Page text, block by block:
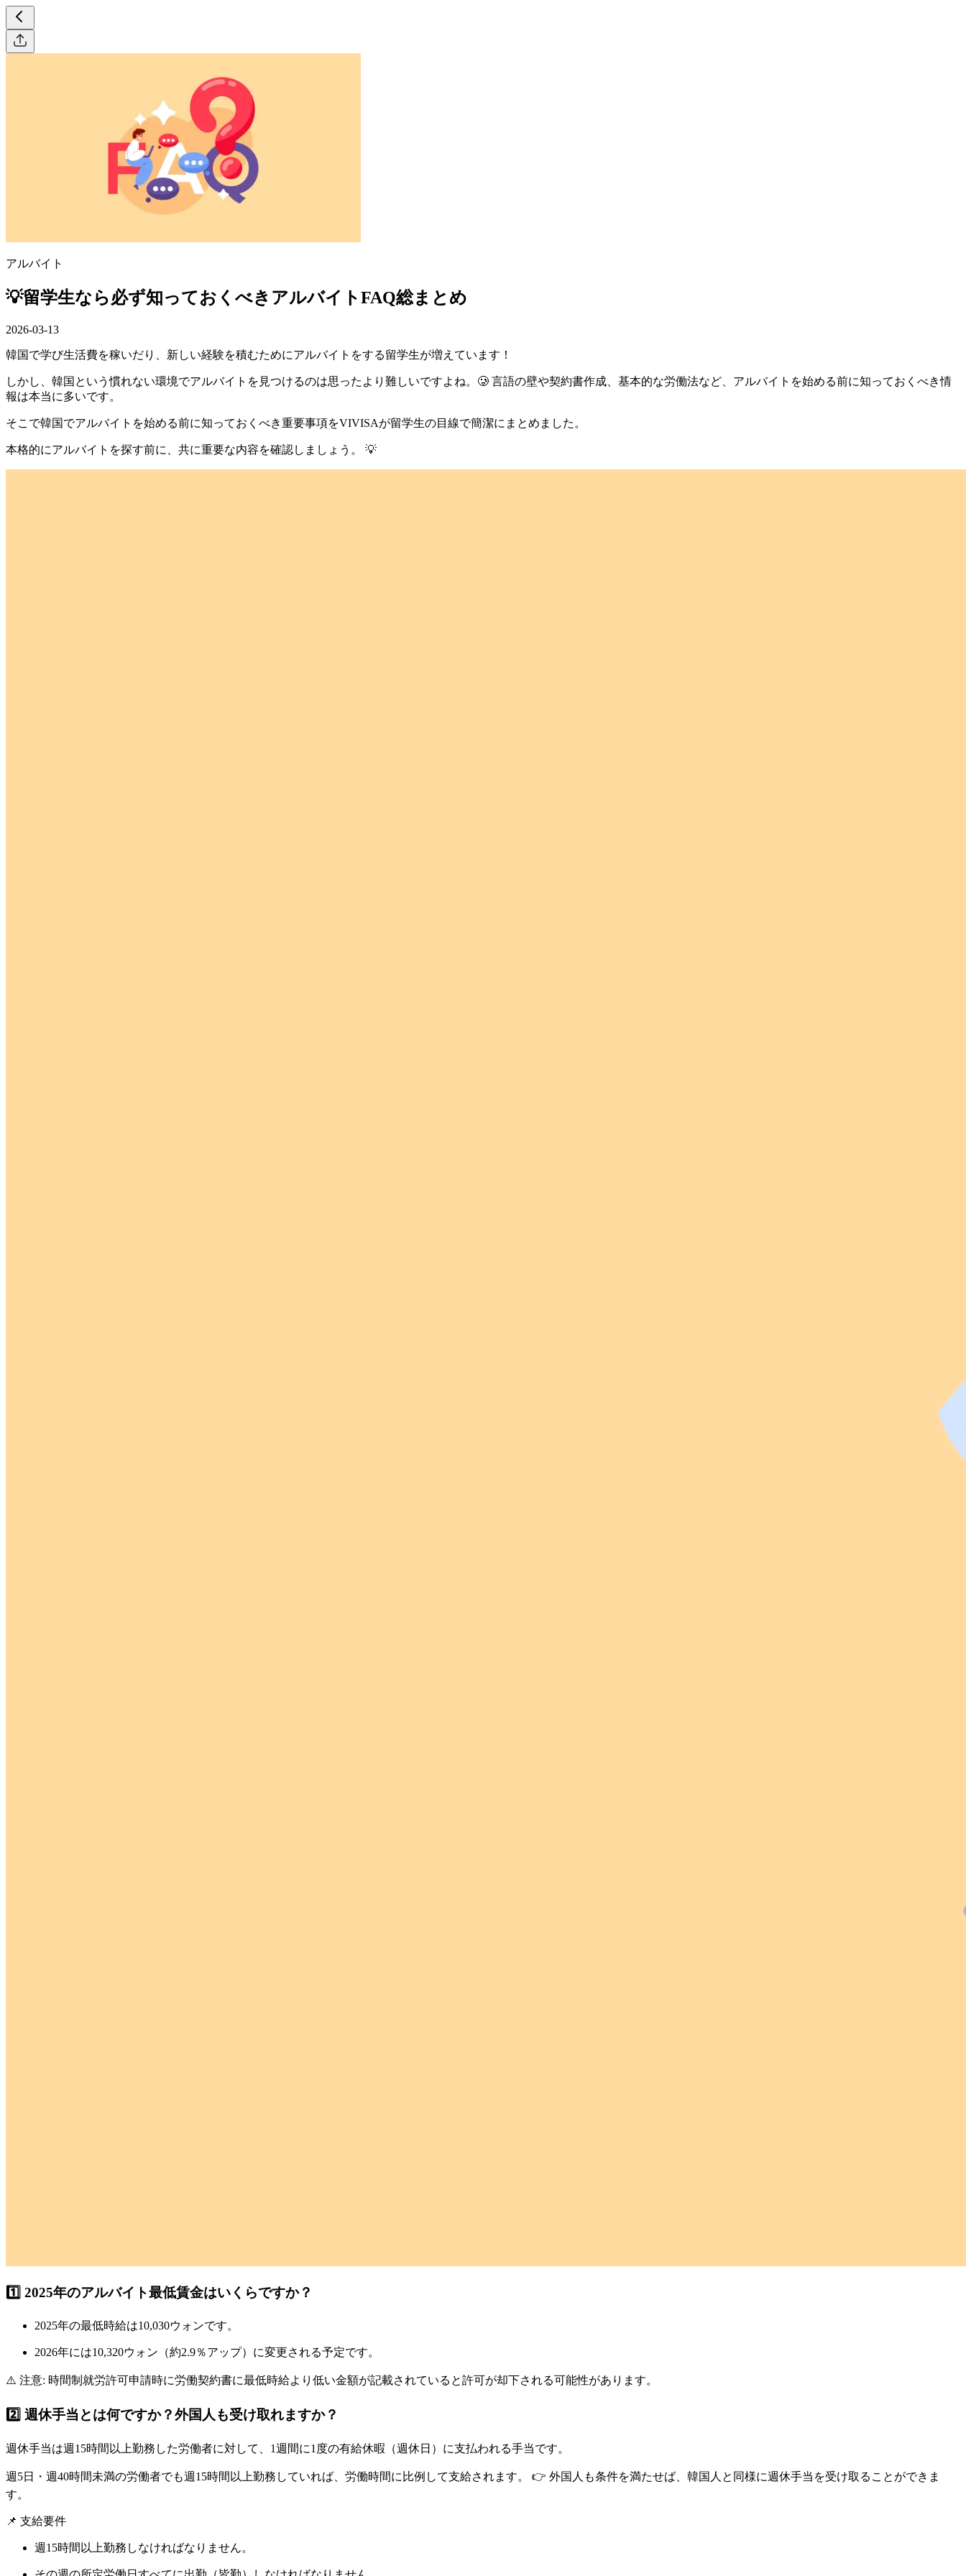
アルバイト
💡留学生なら必ず知っておくべきアルバイトFAQ総まとめ
2026-03-13
韓国で学び生活費を稼いだり、新しい経験を積むためにアルバイトをする留学生が増えています！
しかし、韓国という慣れない環境でアルバイトを見つけるのは思ったより難しいですよね。🥲 言語の壁や契約書作成、基本的な労働法など、アルバイトを始める前に知っておくべき情
報は本当に多いです。
そこで韓国でアルバイトを始める前に知っておくべき重要事項をVIVISAが留学生の目線で簡潔にまとめました。
本格的にアルバイトを探す前に、共に重要な内容を確認しましょう。 💡
1️⃣ 2025年のアルバイト最低賃金はいくらですか？
2025年の最低時給は10,030ウォンです。
2026年には10,320ウォン（約2.9％アップ）に変更される予定です。
⚠️ 注意: 時間制就労許可申請時に労働契約書に最低時給より低い金額が記載されていると許可が却下される可能性があります。
2️⃣ 週休手当とは何ですか？外国人も受け取れますか？
週休手当は週15時間以上勤務 した労働者に対して、 1週間に1度の有給休暇（週休日）に支払われる手当です。
週5日・週40時間未満の労働者でも週15時間以上勤務していれば、労働時間に比例して支給されます。 👉 外国人も条件を満たせば、 韓国人と同様に週休手当を受け取ることができま
す。
📌 支給要件
週15時間以上勤務 しなければなりません。